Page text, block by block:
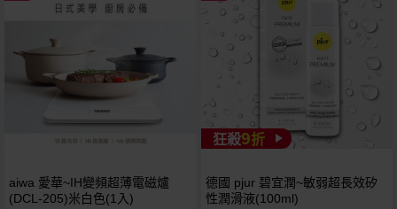
aiwa 愛華~IH變頻超薄電磁爐
(DCL-205)米白色(1入)
狂殺9折
德國 pjur 碧宜潤~敏弱超長效矽
性潤滑液(100ml)